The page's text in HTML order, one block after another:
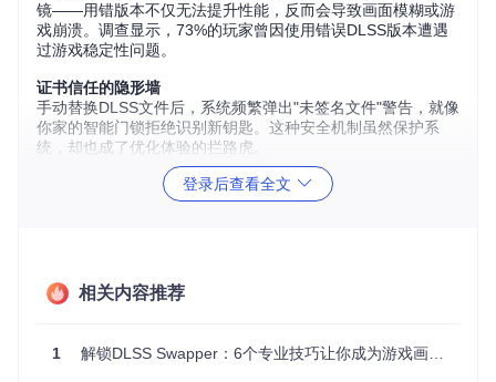
镜——用错版本不仅无法提升性能，反而会导致画面模糊或游
戏崩溃。调查显示，73%的玩家曾因使用错误DLSS版本遭遇
过游戏稳定性问题。
证书信任的隐形墙
手动替换DLSS文件后，系统频繁弹出"未签名文件"警告，就像
你家的智能门锁拒绝识别新钥匙。这种安全机制虽然保护系
统，却也成了优化体验的拦路虎。
残留文件的隐形负担
卸载工具后，散落的配置文件和缓存数据如同搬家时遗漏的杂
呈现版本匹配情况
登录后查看全文
相关内容推荐
1 解锁DLSS Swapper：6个专业技巧让你成为游戏画质优化大师